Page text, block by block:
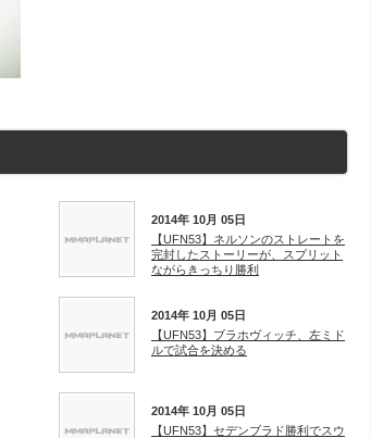
2014年 10月 05日
【UFN53】ネルソンのストレートを
完封したストーリーが、スプリット
ながらきっちり勝利
2014年 10月 05日
【UFN53】ブラホヴィッチ、左ミド
ルで試合を決める
2014年 10月 05日
【UFN53】セデンブラド勝利でスウ